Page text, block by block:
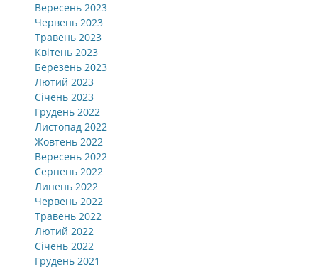
Вересень 2023
Червень 2023
Травень 2023
Квітень 2023
Березень 2023
Лютий 2023
Січень 2023
Грудень 2022
Листопад 2022
Жовтень 2022
Вересень 2022
Серпень 2022
Липень 2022
Червень 2022
Травень 2022
Лютий 2022
Січень 2022
Грудень 2021